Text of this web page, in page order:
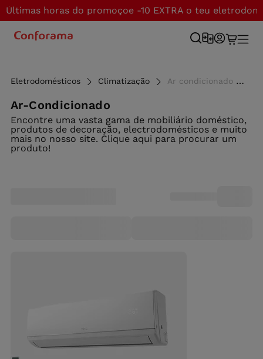
Últimas horas do promoçoe -10 EXTRA o teu
Eletrodomésticos Climatização Ar condicionado - Conforama
Ar-Condicionado
Encontre uma vasta gama de mobiliário doméstico,
produtos de decoração, electrodomésticos e muito
mais no nosso site. Clique aqui para procurar um
produto!